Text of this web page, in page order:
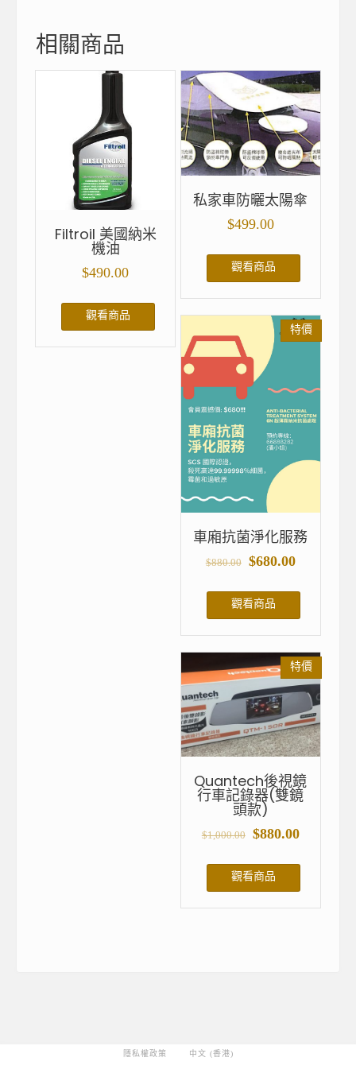
相關商品
Filtroil 美國納米
機油
$490.00
觀看商品
私家車防曬太陽傘
$499.00
觀看商品
特價
車廂抗菌淨化服務
$880.00 $680.00
觀看商品
特價
Quantech後視鏡
行車記錄器(雙鏡
頭款)
$1,000.00 $880.00
觀看商品
隱私權政策 中文 (香港)